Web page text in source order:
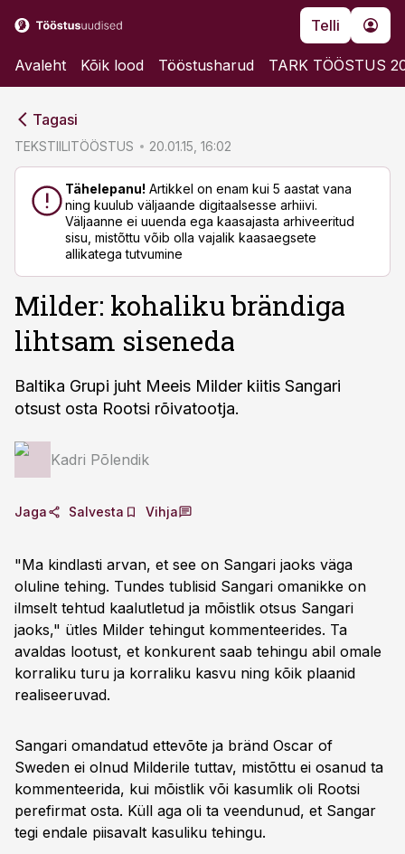
Telli
Avaleht Kõik lood Tööstusharud TARK TÖÖSTUS
Tagasi
TEKSTIILITÖÖSTUS 20.01.15, 16:02
Tähelepanu! Artikkel on enam kui 5 aastat vana
ning kuulub väljaande digitaalsesse arhiivi.
Väljaanne ei uuenda ega kaasajasta arhiveeritud
sisu, mistõttu võib olla vajalik kaasaegsete
allikatega tutvumine
Milder: kohaliku brändiga
lihtsam siseneda
Baltika Grupi juht Meeis Milder kiitis Sangari
otsust osta Rootsi rõivatootja.
Kadri Põlendik
Jaga Salvesta Vihja
"Ma kindlasti arvan, et see on Sangari jaoks väga
oluline tehing. Tundes tublisid Sangari omanikke on
ilmselt tehtud kaalutletud ja mõistlik otsus Sangari
jaoks," ütles Milder tehingut kommenteerides. Ta
avaldas lootust, et konkurent saab tehingu abil omale
korraliku turu ja korraliku kasvu ning kõik plaanid
realiseeruvad.
Sangari omandatud ettevõte ja bränd Oscar of
Sweden ei olnud Milderile tuttav, mistõttu ei osanud ta
kommenteerida, kui mõistlik või kasumlik oli Rootsi
perefirmat osta. Küll aga oli ta veendunud, et Sangar
tegi endale piisavalt kasuliku tehingu.